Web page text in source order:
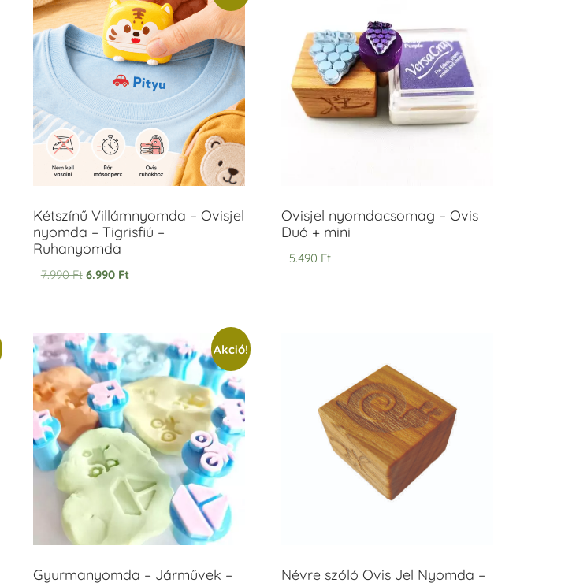
Kétszínű Villámnyomda – Ovisjel
nyomda – Tigrisfiú –
Ruhanyomda
7.990Ft 6.990 Ft
Ovisjel nyomdacsomag – Ovis
Duó + mini
5.490 Ft
Akció!
Gyurmanyomda – Járművek –
Névre szóló Ovis Jel Nyomda –